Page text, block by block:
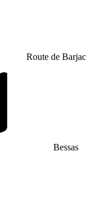
Route de Barjac
Bessas